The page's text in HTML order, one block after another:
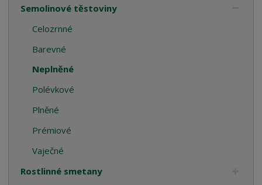
Semolinové těstoviny
Celozrnné
Barevné
Neplněné
Polévkové
Plněné
Prémiové
Vaječné
Rostlinné smetany